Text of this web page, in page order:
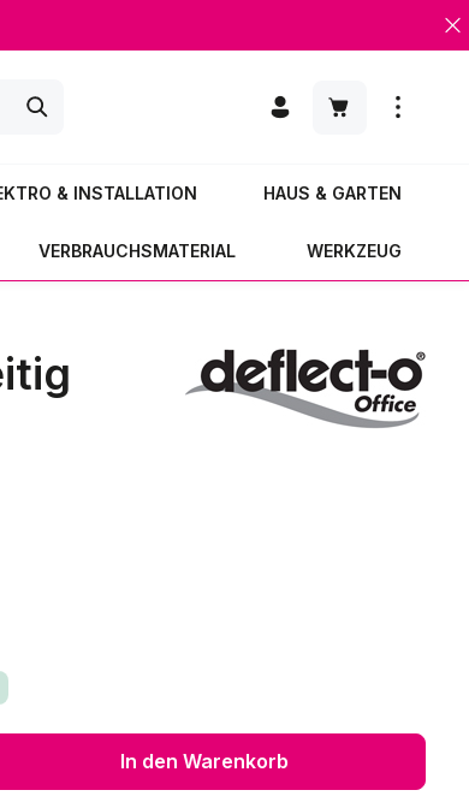
Warenkorb
& INSTALLATION HAUS & GARTEN
VERBRAUCHSMATERIAL WERKZEUG
gewünschten Wert ein oder
In den Warenkorb